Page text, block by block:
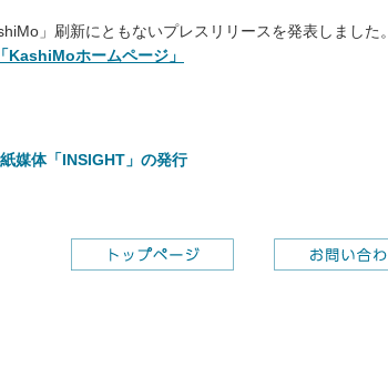
」刷新にともないプレスリリースを発表しました。
「KashiMoホームページ」
媒体「INSIGHT」の発行